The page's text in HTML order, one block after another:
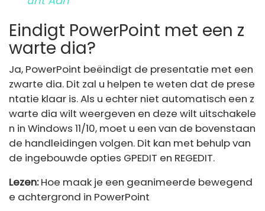
Eindigt PowerPoint met een z
warte dia?
Ja, PowerPoint beëindigt de presentatie met een
zwarte dia. Dit zal u helpen te weten dat de prese
ntatie klaar is. Als u echter niet automatisch een z
warte dia wilt weergeven en deze wilt uitschakele
n in Windows 11/10, moet u een van de bovenstaan
de handleidingen volgen. Dit kan met behulp van
de ingebouwde opties GPEDIT en REGEDIT.
Lezen:Hoe maak je een geanimeerde bewegend
e achtergrond in PowerPoint